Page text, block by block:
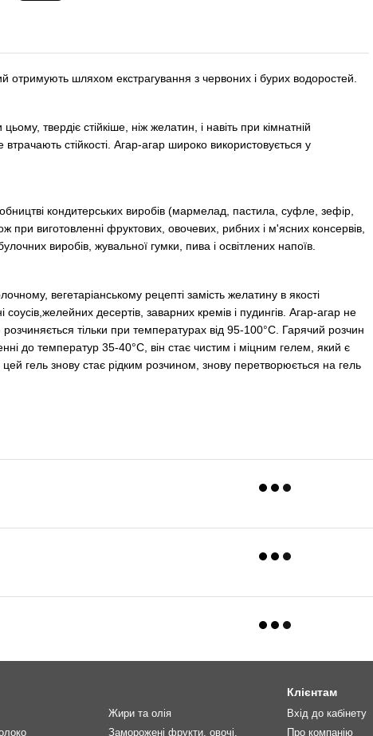
отримують шляхом екстрагування з червоних і бурих водоростей.
твердіє стійкіше, ніж желатин, і навіть при кімнатній
стійкості. Агар-агар широко використовується у
кондитерських виробів (мармелад, пастила, суфле, зефір,
виготовленні фруктових, овочевих, рибних і м'ясних консервів,
виробів, жувальної гумки, пива і освітлених напоїв.
вегетаріанському рецепті замість желатину в якості
десертів, заварних кремів і пудингів. Агар-агар не
тільки при температурах від 95-100°С. Гарячий розчин
до температур 35-40°С, він стає чистим і міцним гелем, який є
гель знову стає рідким розчином, знову перетворюється на гель
Жири та олія
Заморожені фрукти, овочі,
Клієнтам
Вхід до кабінету
Про компанію